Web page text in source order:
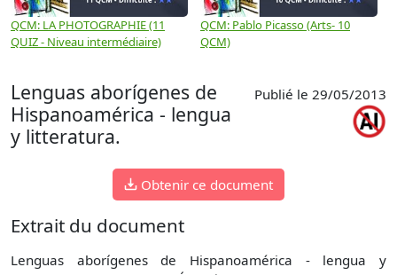
QCM: LA PHOTOGRAPHIE (11
QUIZ - Niveau intermédiaire)
QCM: Pablo Picasso (Arts- 10
QCM)
Lenguas aborígenes de
Hispanoamérica - lengua
y litteratura.
Publié le 29/05/2013
Obtenir ce document
Extrait du document
Lenguas aborígenes de Hispanoamérica - lengua y